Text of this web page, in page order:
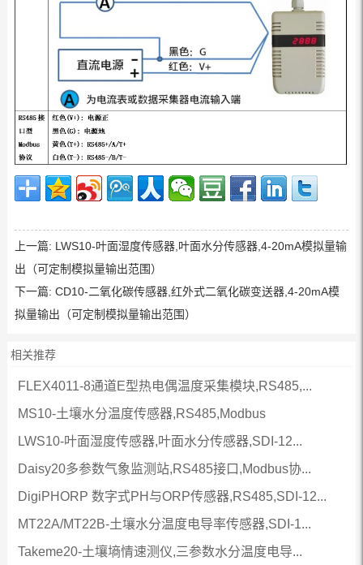
上一篇: LWS10-叶面湿度传感器,叶面水分传感器,4-20mA模拟量输
出（可定制模拟量输出范围）
下一篇: CD10-二氧化碳传感器,红外式二氧化碳变送器,4-20mA模
拟量输出（可定制模拟量输出范围）
相关推荐
FLEX4011-8通道E型热电偶温度采集模块,RS485,...
MS10-土壤水分温度传感器,RS485,Modbus
LWS10-叶面湿度传感器,叶面水分传感器,SDI-12...
Daisy20多参数气象监测站,RS485接口,Modbus协...
DigiPHORP 数字式PH与ORP传感器,RS485,SDI-12...
MT22A/MT22B-土壤水分温度电导率传感器,SDI-1...
Takeme20-土壤墒情速测仪,三参数水分温度电导...